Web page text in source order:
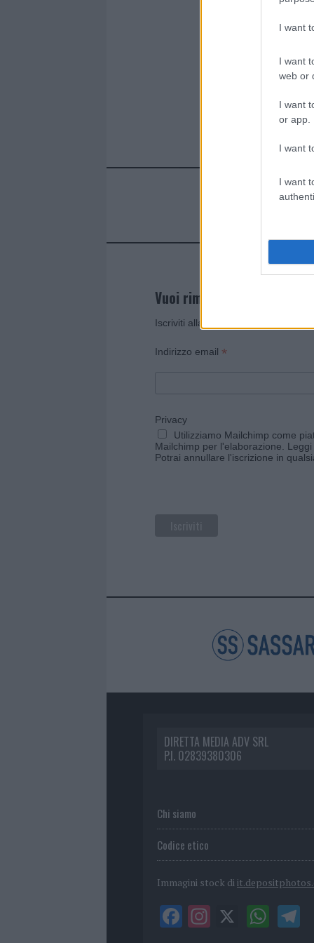
I want
I want
web or
I want
or app.
I want
I want
Vuoi rimanere sempre
Iscriviti alla newsletter di Gallura
Indirizzo email *
Privacy
Utilizziamo Mailchimp come
Mailchimp per l'elaborazione.
Potrai annullare l'iscrizione in
DIRETTA MEDIA ADV SRL
P.I. 02839380306
Chi siamo
Codice etico
Immagini stock di